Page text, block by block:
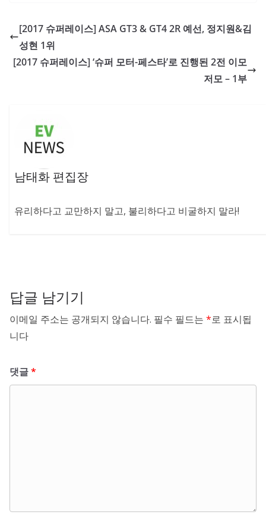
[2017 슈퍼레이스] ASA GT3 & GT4 2R 예선, 정지원&김
성현 1위
[2017 슈퍼레이스] ‘슈퍼 모터-페스타’로 진행된 2전 이모
저모 – 1부
남태화 편집장
유리하다고 교만하지 말고, 불리하다고 비굴하지 말라!
답글 남기기
이메일 주소는 공개되지 않습니다. 필수 필드는 *로 표시됩
니다
댓글*